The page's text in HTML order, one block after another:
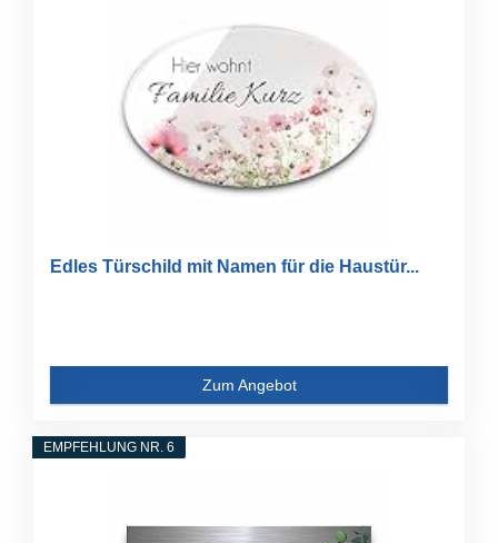
Edles Türschild mit Namen für die Haustür...
Zum Angebot
EMPFEHLUNG NR. 6